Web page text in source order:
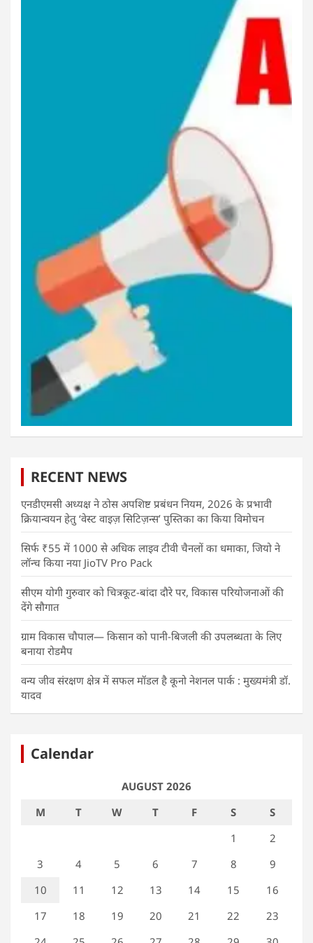
RECENT NEWS
एनडीएमसी अध्यक्ष ने ठोस अपशिष्ट प्रबंधन नियम, 2026 के प्रभावी
क्रियान्वयन हेतु ‘वेस्ट वाइज़ सिटिज़न्स’ पुस्तिका का किया विमोचन
सिर्फ ₹55 में 1000 से अधिक लाइव टीवी चैनलों का धमाका, जियो ने
लॉन्च किया नया JioTV Pro Pack
सीएम योगी गुरुवार को चित्रकूट-बांदा दौरे पर, विकास परियोजनाओं की
देंगे सौगात
ग्राम विकास चौपाल— किसान को पानी-बिजली की उपलब्धता के लिए
बनाया रोडमैप
वन्य जीव संरक्षण क्षेत्र में सफल मॉडल है कूनो नेशनल पार्क : मुख्यमंत्री डॉ.
यादव
Calendar
AUGUST 2026
M
T W T F S
S
1
2
3
4 5 6 7 8
9
10
11 12 13 14 15
16
17
18 19 20 21 22
23